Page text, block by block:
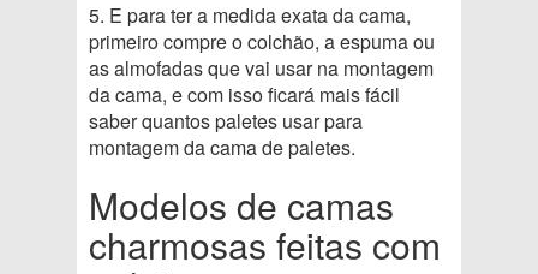
5. E para ter a medida exata da cama,
primeiro compre o colchão, a espuma ou
as almofadas que vai usar na montagem
da cama, e com isso ficará mais fácil
saber quantos paletes usar para
montagem da cama de paletes.
Modelos de camas
charmosas feitas com